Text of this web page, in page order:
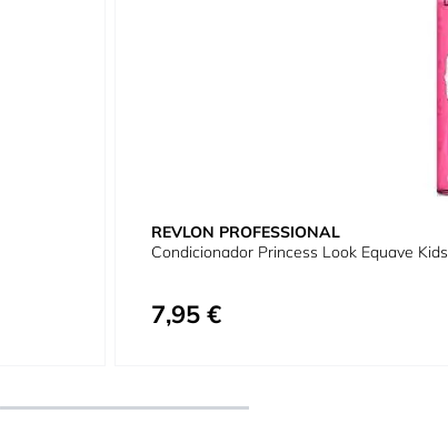
REVLON PROFESSIONAL
Condicionador Princess Look Equave Kids
7,95 €